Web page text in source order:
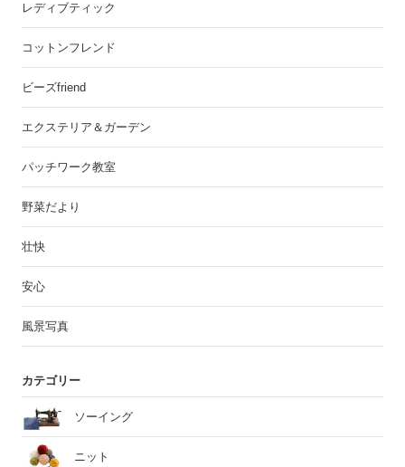
レディブティック
コットンフレンド
ビーズfriend
エクステリア＆ガーデン
パッチワーク教室
野菜だより
壮快
安心
風景写真
カテゴリー
ソーイング
ニット